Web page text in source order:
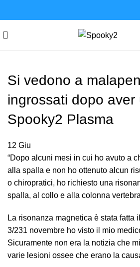
Si vedono a
ingrossati dopo aver
Spooky2 Plasma
12 Giu
“Dopo alcuni mesi in cui ho avuto a
alla spalla e non ho ottenuto alcun
o chiropratici, ho richiesto una
spalla, al collo e alla colonna
La risonanza magnetica è stata fatta
3/231 novembre ho visto il mio
Sicuramente non era la notizia che
varie lesioni ossee che erano la